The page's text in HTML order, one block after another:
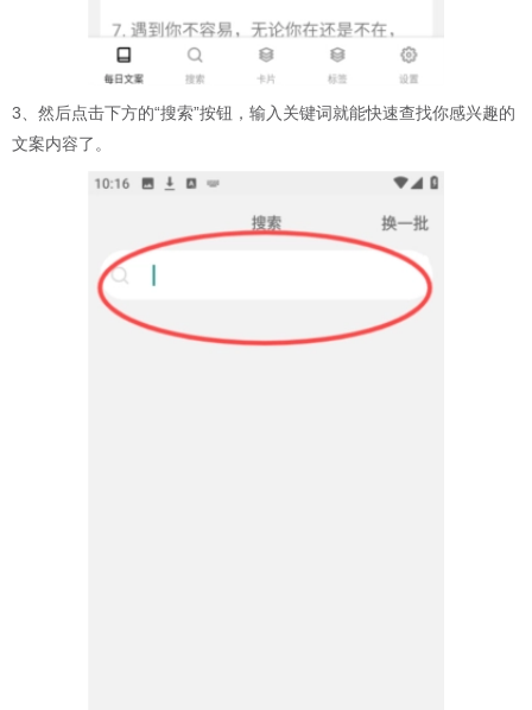
3、然后点击下方的“搜索”按钮，输入关键词就能快速查找你感兴趣的
文案内容了。